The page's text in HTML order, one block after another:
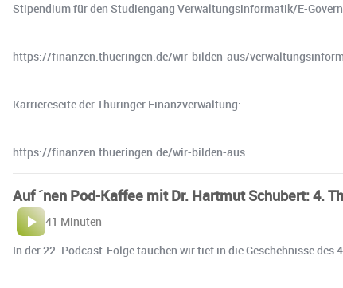
Stipendium für den Studiengang Verwaltungsinformatik/E-
https://finanzen.thueringen.de/wir-bilden-aus/
Karriereseite der Thüringer Finanzverwaltung:
https://finanzen.thueringen.de/wir-bilden-aus
Auf ´nen Pod-Kaffee mit Dr. Hartmut Schubert: 4.
41 Minuten
In der 22. Podcast-Folge tauchen wir tief in die Geschehnisse